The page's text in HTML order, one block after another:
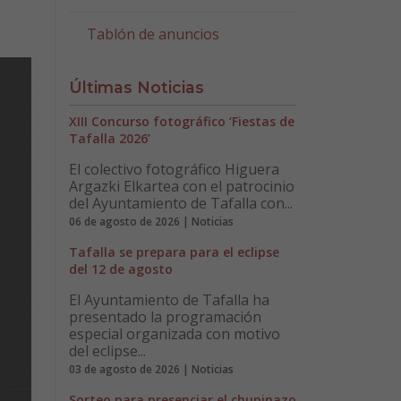
Tablón de anuncios
Últimas Noticias
XIII Concurso fotográfico ‘Fiestas de
Tafalla 2026’
El colectivo fotográfico Higuera
Argazki Elkartea con el patrocinio
del Ayuntamiento de Tafalla con...
06 de agosto de 2026 | Noticias
Tafalla se prepara para el eclipse
del 12 de agosto
El Ayuntamiento de Tafalla ha
presentado la programación
especial organizada con motivo
del eclipse...
03 de agosto de 2026 | Noticias